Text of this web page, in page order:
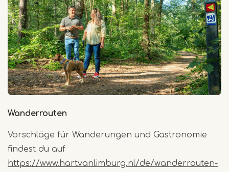
Wanderrouten
Vorschläge für Wanderungen und Gastronomie
findest du auf
https://www.hartvanlimburg.nl/de/wanderrouten-